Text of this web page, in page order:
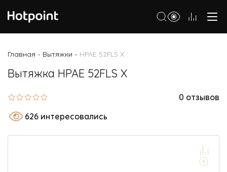
Варочные панели
Главная - Вытяжки - HPAE 52FLS X
Вытяжка HPAE 52FLS X
0 отзывов
626 интересовались